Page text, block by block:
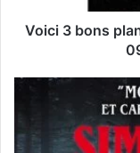
m
Voici 3 bons